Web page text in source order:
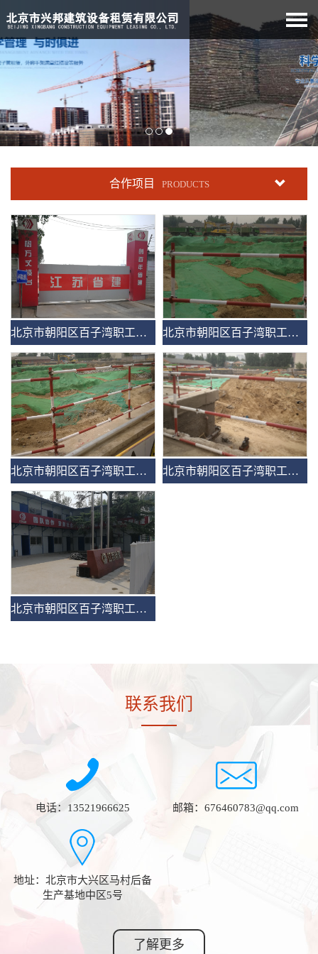
合作项目 PRODUCTS
北京市朝阳区百子湾职工住宅项目 北京市朝阳区百子湾职工住宅项目
北京市朝阳区百子湾职工住宅项目 北京市朝阳区百子湾职工住宅项目
北京市朝阳区百子湾职工住宅项目
联系我们
电话：13521966625 邮箱：676460783@qq.com
地址：北京市大兴区马村后备
生产基地中区5号
了解更多